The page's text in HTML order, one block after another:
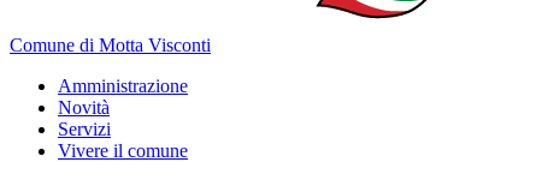
Comune di Motta Visconti
Amministrazione
Novità
Servizi
Vivere il comune